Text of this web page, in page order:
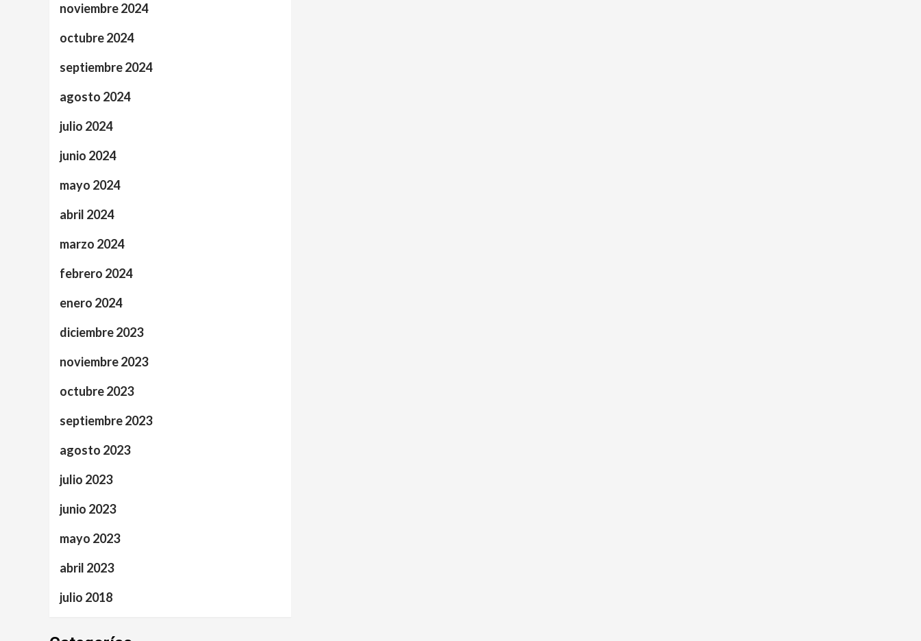
noviembre 2024
octubre 2024
septiembre 2024
agosto 2024
julio 2024
junio 2024
mayo 2024
abril 2024
marzo 2024
febrero 2024
enero 2024
diciembre 2023
noviembre 2023
octubre 2023
septiembre 2023
agosto 2023
julio 2023
junio 2023
mayo 2023
abril 2023
julio 2018